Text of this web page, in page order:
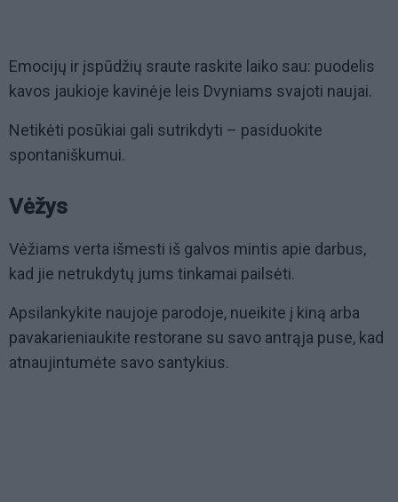
Emocijų ir įspūdžių sraute raskite laiko sau: puodelis
kavos jaukioje kavinėje leis Dvyniams svajoti naujai.
Netikėti posūkiai gali sutrikdyti – pasiduokite
spontaniškumui.
Vėžys
Vėžiams verta išmesti iš galvos mintis apie darbus,
kad jie netrukdytų jums tinkamai pailsėti.
Apsilankykite naujoje parodoje, nueikite į kiną arba
pavakarieniaukite restorane su savo antrąja puse, kad
atnaujintumėte savo santykius.